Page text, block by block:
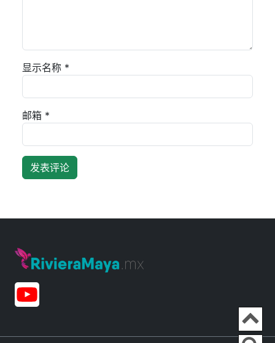
显示名称 *
邮箱 *